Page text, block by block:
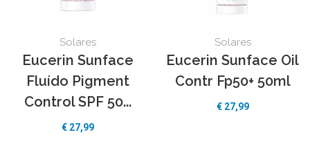
Solares
Eucerin Sunface
Fluído Pigment
Control SPF 50...
€ 27,99
Solares
Eucerin Sunface Oil
Contr Fp50+ 50ml
€ 27,99